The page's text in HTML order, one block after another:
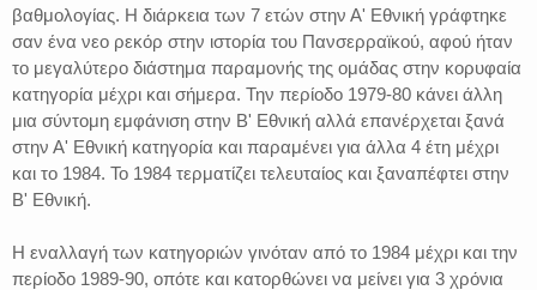
βαθμολογίας. Η διάρκεια των 7 ετών στην Α' Εθνική γράφτηκε
σαν ένα νεο ρεκόρ στην ιστορία του Πανσερραϊκού, αφού ήταν
το μεγαλύτερο διάστημα παραμονής της ομάδας στην κορυφαία
κατηγορία μέχρι και σήμερα. Την περίοδο 1979-80 κάνει άλλη
μια σύντομη εμφάνιση στην Β' Εθνική αλλά επανέρχεται ξανά
στην Α' Εθνική κατηγορία και παραμένει για άλλα 4 έτη μέχρι
και το 1984. Το 1984 τερματίζει τελευταίος και ξαναπέφτει στην
Β' Εθνική.
Η εναλλαγή των κατηγοριών γινόταν από το 1984 μέχρι και την
περίοδο 1989-90, οπότε και κατορθώνει να μείνει για 3 χρόνια